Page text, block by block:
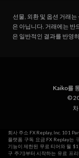
선물, 외환 및 옵션 거래
은 아닙니다. 거래에는 반
은 일반적인 결과를 반영
Kaiko를
©
회사 주소 FX Replay, Inc. 101
플랫폼 구독 요금 FX Replay는
기능이 제한된 무료 티어와 월
구 주기)부터 시작하는 유료 프